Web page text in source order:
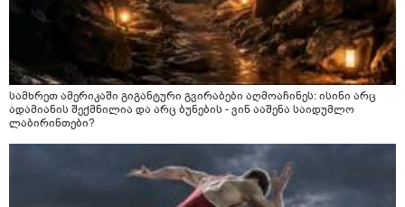
სამხრეთ ამერიკაში გიგანტური გვირაბები აღმოაჩინეს: ისინი არც
ადამიანის შექმნილია და არც ბუნების - ვინ ააშენა საიდუმლო
ლაბირინთები?